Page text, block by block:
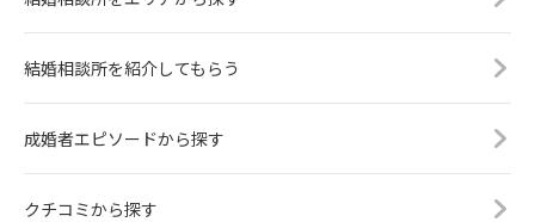
結婚相談所を紹介してもらう
成婚者エピソードから探す
クチコミから探す